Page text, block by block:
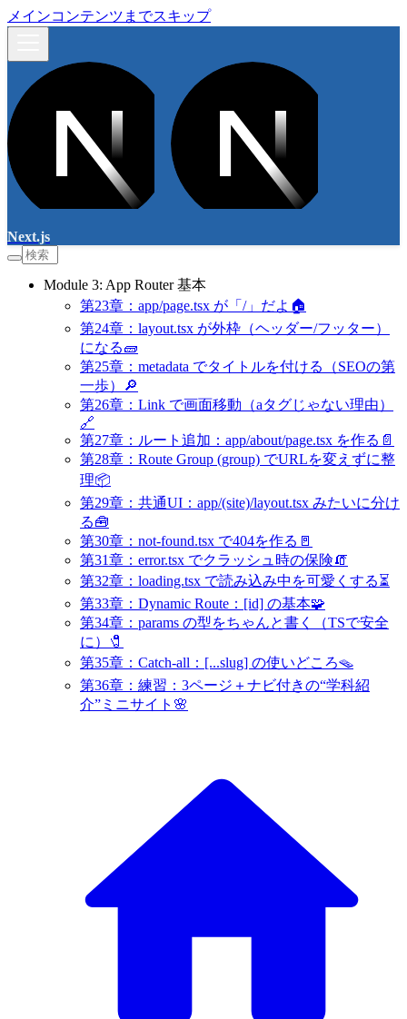
メインコンテンツまでスキップ
Next.js
Module 3: App Router 基本
第23章：app/page.tsx が「/」だよ🏠
第24章：layout.tsx が外枠（ヘッダー/フッター）
になる🧱
第25章：metadata でタイトルを付ける（SEOの第
一歩）🔎
第26章：Link で画面移動（aタグじゃない理由）
🔗
第27章：ルート追加：app/about/page.tsx を作る📄
第28章：Route Group (group) でURLを変えずに整
理📦
第29章：共通UI：app/(site)/layout.tsx みたいに分け
る🧰
第30章：not-found.tsx で404を作る🚪
第31章：error.tsx でクラッシュ時の保険🧯
第32章：loading.tsx で読み込み中を可愛くする⏳
第33章：Dynamic Route：[id] の基本🧩
第34章：params の型をちゃんと書く（TSで安全
に）🧷
第35章：Catch-all：[...slug] の使いどころ🪤
第36章：練習：3ページ＋ナビ付きの“学科紹
介”ミニサイト🌸